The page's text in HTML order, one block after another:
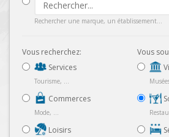
Rechercher une marque, un établissement...
Vous recherchez:
Services
Tourisme, ...
Commerces
Mode, ...
Loisirs
Vous